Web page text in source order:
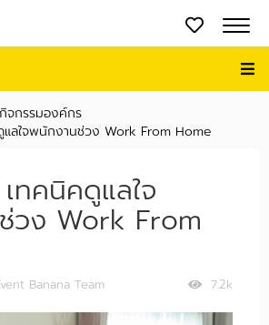
กิจกรรมองค์กร
แลใจพนักงานช่วง Work From Home
ทคนิคดูแลใจ
วง Work From
7.2k
Banana Team